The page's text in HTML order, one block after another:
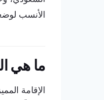
الأنسب
ما هي
الإقامة